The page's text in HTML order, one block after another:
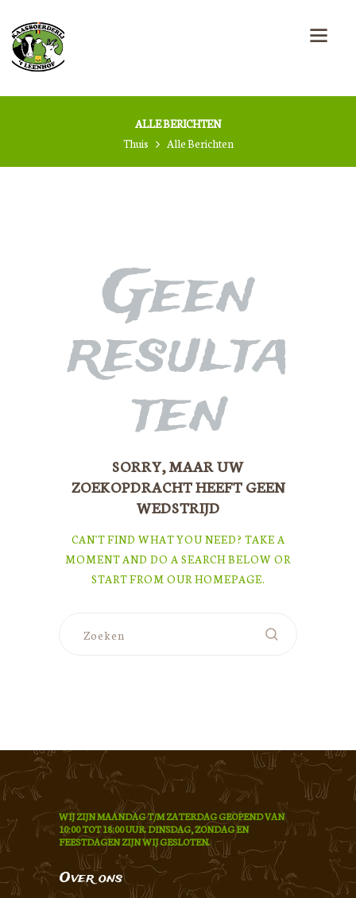
ALLE BERICHTEN
Thuis
Alle Berichten
Geen
resulta
ten
SORRY, MAAR UW
ZOEKOPDRACHT HEEFT GEEN
WEDSTRIJD
CAN'T FIND WHAT YOU NEED? TAKE A
MOMENT AND DO A SEARCH BELOW OR
START FROM OUR HOMEPAGE.
WIJ ZIJN MAANDAG T/M ZATERDAG GEOPEND VAN
10:00 TOT 18:00 UUR. DINSDAG, ZONDAG EN
FEESTDAGEN ZIJN WIJ GESLOTEN.
Over ons